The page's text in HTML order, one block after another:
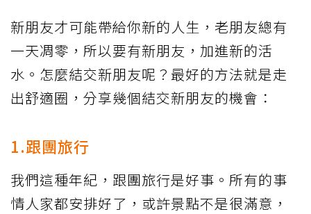
新朋友才可能帶給你新的人生，老朋友總有
一天凋零，所以要有新朋友，加進新的活
水。怎麼結交新朋友呢？最好的方法就是走
出舒適圈，分享幾個結交新朋友的機會：
1.跟團旅行
我們這種年紀，跟團旅行是好事。所有的事
情人家都安排好了，或許景點不是很滿意，